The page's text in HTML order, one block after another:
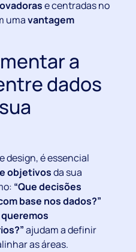
e centradas no
umavantagem
a
dados
design, é essencial
objetivosda sua
“Que decisões
base nos dados?”
ajudam a definir
as áreas.